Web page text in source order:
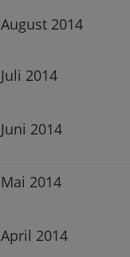
August 2014
Juli 2014
Juni 2014
Mai 2014
April 2014